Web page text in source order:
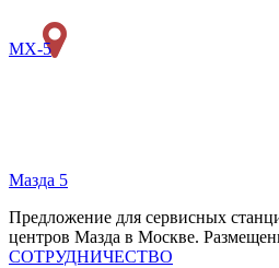
MX-5
Мазда 5
Предложение для сервисных
центров Мазда в Москве.
СОТРУДНИЧЕСТВО